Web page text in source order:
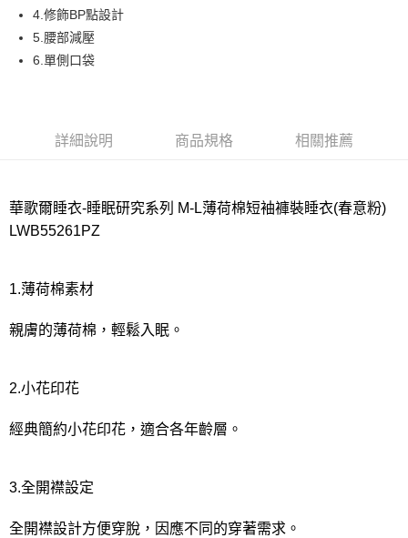
付款後全家取貨
每筆NT$80，滿NT$1,000(含以上)免運費
7-11取貨付款
每筆NT$80，滿NT$1,000(含以上)免運費
每筆NT$80，滿NT$1,000(含以上)免運費
付款後門市自取
每筆NT$80，滿NT$1,000(含以上)免運費
4.修飾BP點設計
5.腰部減壓
6.單側口袋
詳細說明 商品規格 相關推薦
華歌爾睡衣-睡眠研究系列 M-L薄荷棉短袖褲裝睡衣(春意粉)
LWB55261PZ
1.薄荷棉素材
親膚的薄荷棉，輕鬆入眠。
2.小花印花
經典簡約小花印花，適合各年齡層。
3.全開襟設定
全開襟設計方便穿脫，因應不同的穿著需求。